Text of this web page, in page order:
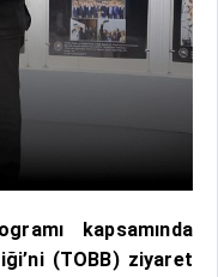
kapsamında
(TOBB) ziyaret